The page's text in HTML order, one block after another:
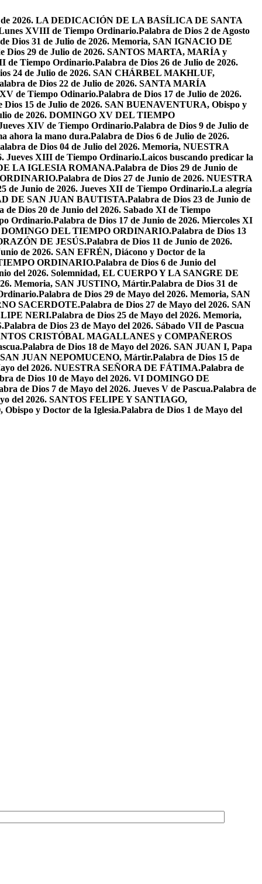
de 2026. LA DEDICACIÓN DE LA BASÍLICA DE SANTA
XVIII de Tiempo Ordinario.Palabra de Dios 2 de Agosto
Dios 31 de Julio de 2026. Memoria, SAN IGNACIO DE
Dios 29 de Julio de 2026. SANTOS MARTA, MARÍA y
de Tiempo Ordinario.Palabra de Dios 26 de Julio de 2026.
24 de Julio de 2026. SAN CHÁRBEL MAKHLUF,
de Dios 22 de Julio de 2026. SANTA MARÍA
de Tiempo Odinario.Palabra de Dios 17 de Julio de 2026.
Dios 15 de Julio de 2026. SAN BUENAVENTURA, Obispo y
de 2026. DOMINGO XV DEL TIEMPO
XIV de Tiempo Ordinario.Palabra de Dios 9 de Julio de
ahora la mano dura.Palabra de Dios 6 de Julio de 2026.
de Dios 04 de Julio del 2026. Memoria, NUESTRA
Jueves XIII de Tiempo Ordinario.Laicos buscando predicar la
LA IGLESIA ROMANA.Palabra de Dios 29 de Junio de
Palabra de Dios 27 de Junio de 2026. NUESTRA
de Junio de 2026. Jueves XII de Tiempo Ordinario.La alegría
DE SAN JUAN BAUTISTA.Palabra de Dios 23 de Junio de
de Dios 20 de Junio del 2026. Sabado XI de Tiempo
Ordinario.Palabra de Dios 17 de Junio de 2026. Miercoles XI
DOMINGO DEL TIEMPO ORDINARIO.Palabra de Dios 13
DE JESÚS.Palabra de Dios 11 de Junio de 2026.
de 2026. SAN EFRÉN, Diácono y Doctor de la
ORDINARIO.Palabra de Dios 6 de Junio del
del 2026. Solemnidad, EL CUERPO Y LA SANGRE DE
Memoria, SAN JUSTINO, Mártir.Palabra de Dios 31 de
Palabra de Dios 29 de Mayo del 2026. Memoria, SAN
SACERDOTE.Palabra de Dios 27 de Mayo del 2026. SAN
NERI.Palabra de Dios 25 de Mayo del 2026. Memoria,
Palabra de Dios 23 de Mayo del 2026. Sábado VII de Pascua
CRISTÓBAL MAGALLANES y COMPAÑEROS
Palabra de Dios 18 de Mayo del 2026. SAN JUAN I, Papa
SAN JUAN NEPOMUCENO, Mártir.Palabra de Dios 15 de
del 2026. NUESTRA SEÑORA DE FÁTIMA.Palabra de
de Dios 10 de Mayo del 2026. VI DOMINGO DE
de Dios 7 de Mayo del 2026. Jueves V de Pascua.Palabra de
del 2026. SANTOS FELIPE Y SANTIAGO,
y Doctor de la Iglesia.Palabra de Dios 1 de Mayo del